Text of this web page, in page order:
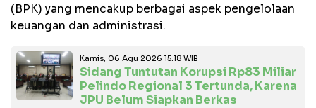
(BPK) yang mencakup berbagai aspek pengelolaan
keuangan dan administrasi.
Kamis, 06 Agu 2026 15:18 WIB
Sidang Tuntutan Korupsi Rp83 Miliar
Pelindo Regional 3 Tertunda, Karena
JPU Belum Siapkan Berkas